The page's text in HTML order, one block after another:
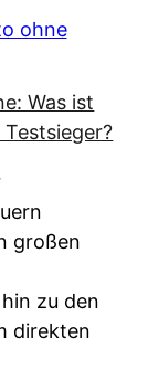
ohne
großen
zu den
direkten